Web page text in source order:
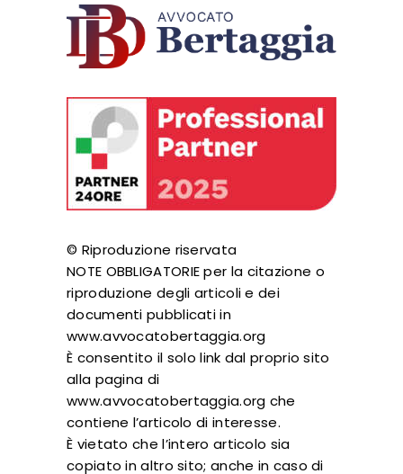
© Riproduzione riservata
NOTE OBBLIGATORIE per la citazione o
riproduzione degli articoli e dei
documenti pubblicati in
www.avvocatobertaggia.org
È consentito il solo link dal proprio sito
alla pagina di
www.avvocatobertaggia.org che
contiene l’articolo di interesse.
È vietato che l’intero articolo sia
copiato in altro sito; anche in caso di